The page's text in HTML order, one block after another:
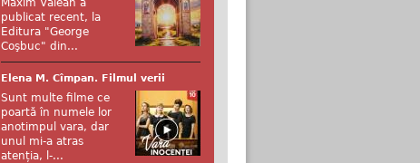
publicat recent, la
Editura "George
Coşbuc" din...
Elena M. Cîmpan. Filmul verii
Sunt multe filme ce
poartă în numele lor
anotimpul vara, dar
unul mi-a atras
atenția, l-...